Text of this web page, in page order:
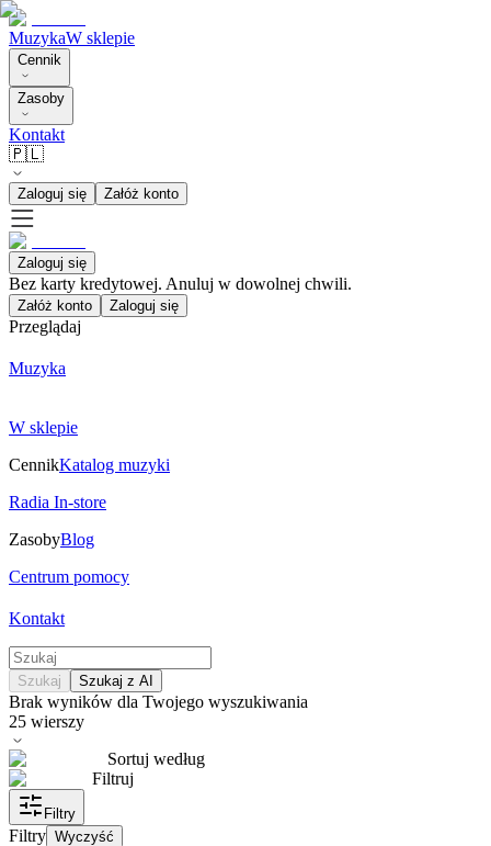
MuzykaW sklepie
Cennik
Zasoby
Kontakt
🇵🇱
Zaloguj się Załóż konto
Zaloguj się
Bez karty kredytowej. Anuluj w dowolnej chwili.
Załóż konto Zaloguj się
Przeglądaj
Muzyka
W sklepie
CennikKatalog muzyki
Radia In-store
ZasobyBlog
Centrum pomocy
Kontakt
Szukaj Szukaj z AI
Brak wyników dla Twojego wyszukiwania
25 wierszy
Sortuj według
Filtruj
Filtry
Filtry Wyczyść